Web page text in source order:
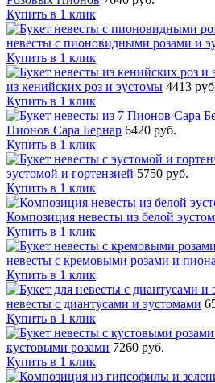
Купить в 1 клик
невесты с пионовидными розами и
Купить в 1 клик
из кенийских роз и эустомы 4413
Купить в 1 клик
Пионов Сара Бернар 6420 руб.
Купить в 1 клик
эустомой и гортензией 5750 руб.
Купить в 1 клик
Композиция невесты из белой
Купить в 1 клик
невесты с кремовыми розами и
Купить в 1 клик
невесты с диантусами и эустомами
Купить в 1 клик
кустовыми розами 7260 руб.
Купить в 1 клик